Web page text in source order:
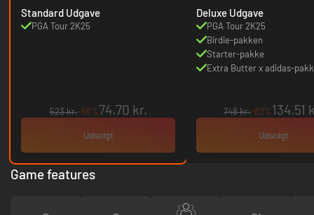
Standard Udgave
PGA Tour 2K25
523 kr.-86%74.70 kr.
Udsolgt
Deluxe Udgave
PGA Tour 2K25
Birdie-pakken
Starter-pakke
Extra Butter x adidas-
748 kr.-82%134.51
Udsolgt
Game features